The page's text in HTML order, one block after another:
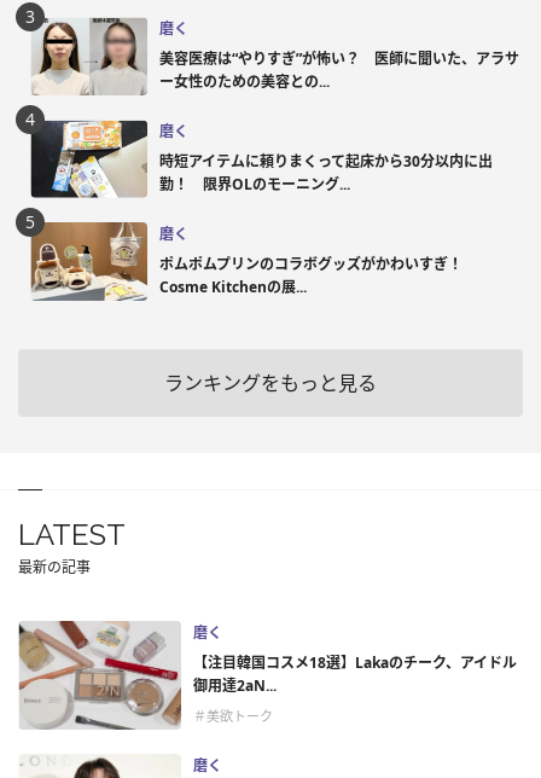
磨く
美容医療は“やりすぎ”が怖い？ 医師に聞いた、アラサ
ー女性のための美容との...
磨く
時短アイテムに頼りまくって起床から30分以内に出
勤！ 限界OLのモーニング...
磨く
ポムポムプリンのコラボグッズがかわいすぎ！
Cosme Kitchenの展...
ランキングをもっと見る
LATEST
最新の記事
磨く
【注目韓国コスメ18選】Lakaのチーク、アイドル
御用達2aN...
＃美欲トーク
磨く